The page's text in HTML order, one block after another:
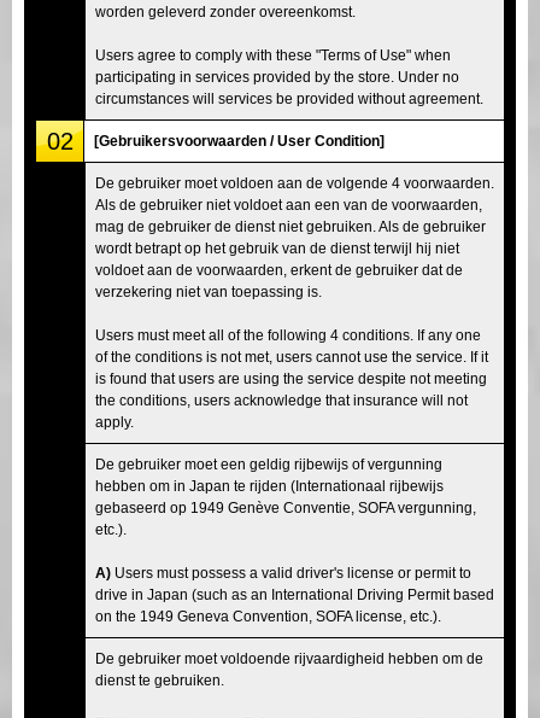
worden geleverd zonder overeenkomst.
Users agree to comply with these "Terms of Use" when
participating in services provided by the store. Under no
circumstances will services be provided without agreement.
02 [Gebruikersvoorwaarden / User Condition]
De gebruiker moet voldoen aan de volgende 4 voorwaarden.
Als de gebruiker niet voldoet aan een van de voorwaarden,
mag de gebruiker de dienst niet gebruiken. Als de gebruiker
wordt betrapt op het gebruik van de dienst terwijl hij niet
voldoet aan de voorwaarden, erkent de gebruiker dat de
verzekering niet van toepassing is.
Users must meet all of the following 4 conditions. If any one
of the conditions is not met, users cannot use the service. If it
is found that users are using the service despite not meeting
the conditions, users acknowledge that insurance will not
apply.
De gebruiker moet een geldig rijbewijs of vergunning
hebben om in Japan te rijden (Internationaal rijbewijs
gebaseerd op 1949 Genève Conventie, SOFA vergunning,
etc.).
A) Users must possess a valid driver's license or permit to
drive in Japan (such as an International Driving Permit based
on the 1949 Geneva Convention, SOFA license, etc.).
De gebruiker moet voldoende rijvaardigheid hebben om de
dienst te gebruiken.